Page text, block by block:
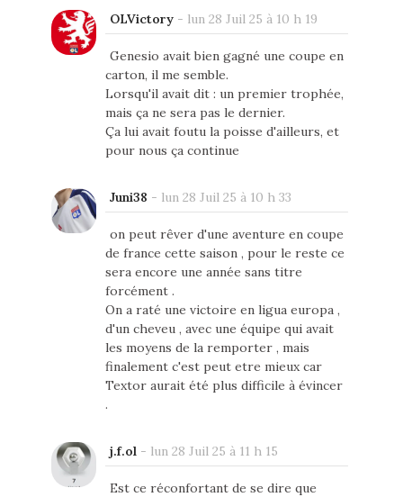
OLVictory- lun 28 Juil 25 à 10 h 19
Genesio avait bien gagné une coupe en
carton, il me semble.
Lorsqu'il avait dit : un premier trophée,
mais ça ne sera pas le dernier.
Ça lui avait foutu la poisse d'ailleurs, et
pour nous ça continue
Juni38 - lun 28 Juil 25 à 10 h 33
on peut rêver d'une aventure en coupe
de france cette saison , pour le reste ce
sera encore une année sans titre
forcément .
On a raté une victoire en ligua europa ,
d'un cheveu , avec une équipe qui avait
les moyens de la remporter , mais
finalement c'est peut etre mieux car
Textor aurait été plus difficile à évincer
.
j.f.ol - lun 28 Juil 25 à 11 h 15
Est ce réconfortant de se dire que